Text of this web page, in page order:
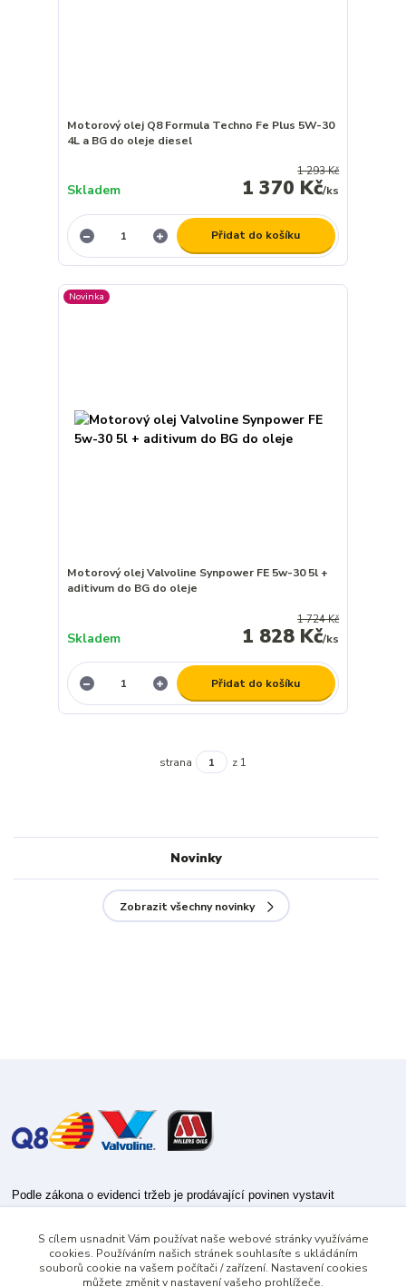
Motorový olej Q8 Formula Techno Fe Plus 5W-30
4L a BG do oleje diesel
1 293 Kč
1 370 Kč/ks
Skladem
Přidat do košíku
Novinka
Motorový olej Valvoline Synpower FE 5w-30 5l +
aditivum do BG do oleje
1 724 Kč
1 828 Kč/ks
Skladem
Přidat do košíku
strana z 1
Novinky
Zobrazit všechny novinky
Podle zákona o evidenci tržeb je prodávající povinen vystavit
Zároveň je povinen zaevidovat přijatou tržbu u správce daně online; v
případě technického výpadku pak nejpozději do 48 hodin.
S cílem usnadnit Vám používat naše webové stránky využíváme
cookies. Používáním našich stránek souhlasíte s ukládáním
souborů cookie na vašem počítači / zařízení. Nastavení cookies
můžete změnit v nastavení vašeho prohlížeče.